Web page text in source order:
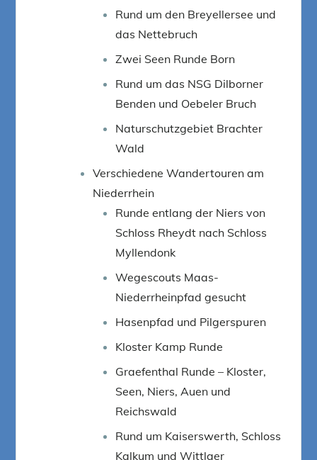
Rund um den Breyellersee und
das Nettebruch
Zwei Seen Runde Born
Rund um das NSG Dilborner
Benden und Oebeler Bruch
Naturschutzgebiet Brachter
Wald
Verschiedene Wandertouren am
Niederrhein
Runde entlang der Niers von
Schloss Rheydt nach Schloss
Myllendonk
Wegescouts Maas-
Niederrheinpfad gesucht
Hasenpfad und Pilgerspuren
Kloster Kamp Runde
Graefenthal Runde – Kloster,
Seen, Niers, Auen und
Reichswald
Rund um Kaiserswerth, Schloss
Kalkum und Wittlaer